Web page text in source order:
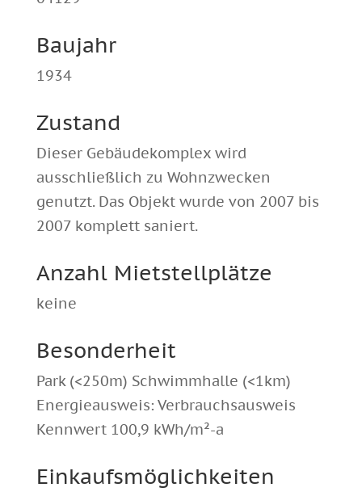
Baujahr
1934
Zustand
Dieser Gebäudekomplex wird
ausschließlich zu Wohnzwecken
genutzt. Das Objekt wurde von 2007 bis
2007 komplett saniert.
Anzahl Mietstellplätze
keine
Besonderheit
Park (<250m) Schwimmhalle (<1km)
Energieausweis: Verbrauchsausweis
Kennwert 100,9 kWh/m²-a
Einkaufsmöglichkeiten